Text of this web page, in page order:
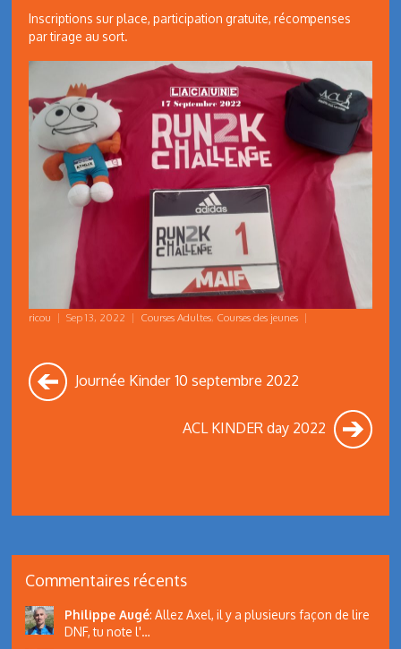
Inscriptions sur place, participation gratuite, récompenses
par tirage au sort.
ricou | Sep 13, 2022 | Courses Adultes, Courses des jeunes |
Journée Kinder 10 septembre 2022
ACL KINDER day 2022
Commentaires récents
Philippe Augé: Allez Axel, il y a plusieurs façon de lire
DNF, tu note l'…